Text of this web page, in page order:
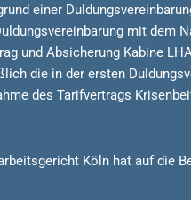
einer
mit dem
und Absicherung Kabine
die in der ersten
des Tarifvertrags
Köln hat auf die